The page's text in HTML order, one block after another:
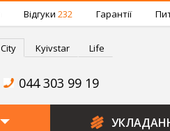
Відгуки 232 Гарантії
City Kyivstar Life
044 303 99 19